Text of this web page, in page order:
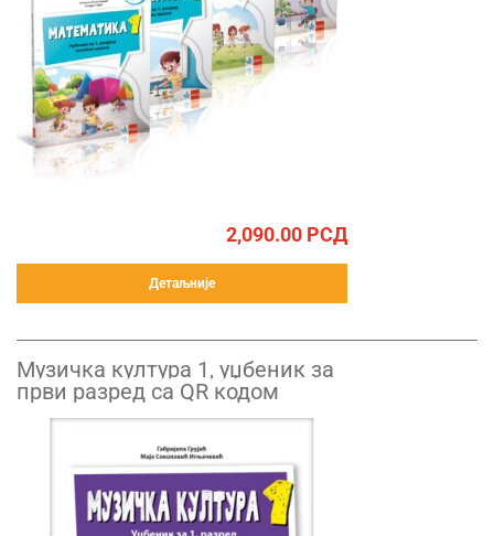
2,090.00 РСД
Детаљније
Музичка култура 1, уџбеник за
први разред са QR кодом